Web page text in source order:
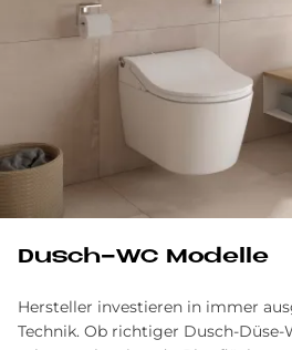
Dusch-WC Modelle
Hersteller investieren in immer
Technik. Ob richtiger Dusch-Düse-